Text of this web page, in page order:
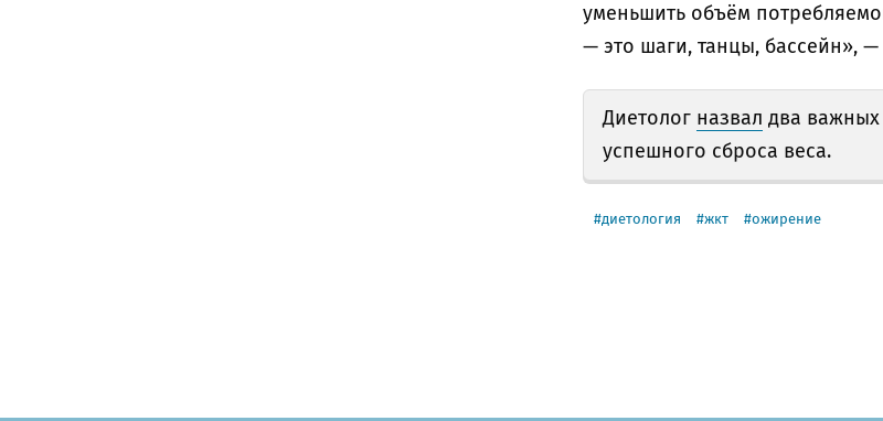
уменьшить объём
— это шаги, танцы, бассейн», —
Диетолог назвал два важных
успешного сброса веса.
диетология жкт ожирение